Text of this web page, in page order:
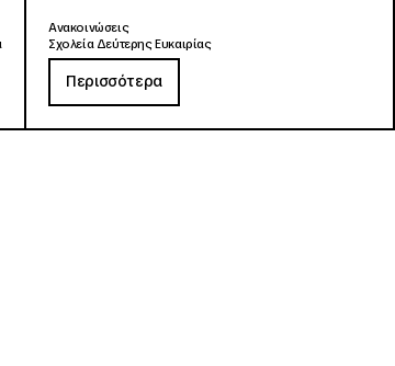
Ανακοινώσεις
Σχολεία Δεύτερης Ευκαιρίας
Περισσότερα